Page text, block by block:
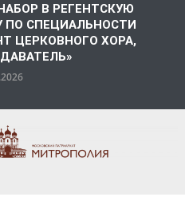
В РЕГЕНТСКУЮ
ПО СПЕЦИАЛЬНОСТИ
ЦЕРКОВНОГО ХОРА,